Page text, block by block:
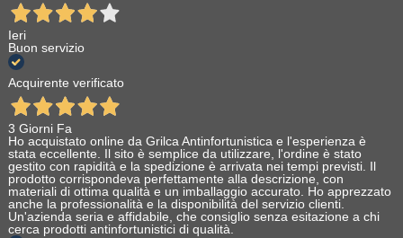
Ieri
Buon servizio
Acquirente verificato
3 Giorni Fa
Ho acquistato online da Grilca Antinfortunistica e l'esperienza è
stata eccellente. Il sito è semplice da utilizzare, l'ordine è stato
gestito con rapidità e la spedizione è arrivata nei tempi previsti. Il
prodotto corrispondeva perfettamente alla descrizione, con
materiali di ottima qualità e un imballaggio accurato. Ho apprezzato
anche la professionalità e la disponibilità del servizio clienti.
Un'azienda seria e affidabile, che consiglio senza esitazione a chi
cerca prodotti antinfortunistici di qualità.